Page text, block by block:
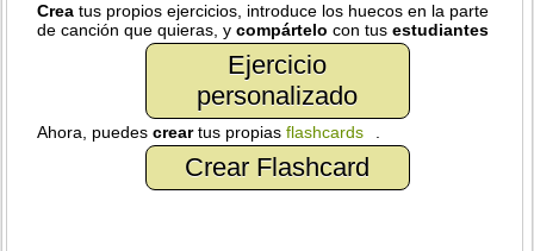
Crea tus propios ejercicios, introduce los huecos en la parte
de canción que quieras, ycompártelo con tusestudiantes
Ejercicio
personalizado
Ahora, puedescreartus propiasflashcards
Crear Flashcard